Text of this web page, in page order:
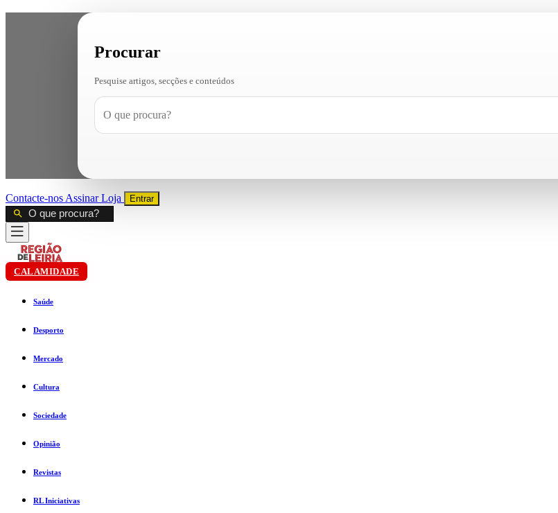
Procurar
Pesquise artigos, secções e conteúdos
Contacte-nos AssinarLoja Entrar
CALAMIDADE
Saúde
Desporto
Mercado
Cultura
Sociedade
Opinião
Revistas
RL Iniciativas